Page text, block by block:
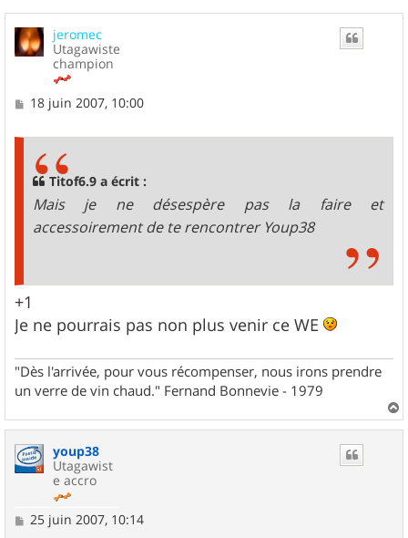
jeromec
Utagawiste
champion
M18 juin 2007, 10:00
Titof6.9 a écrit :
Mais je ne désespère pas la faire et
accessoirement de te rencontrer Youp38
+1
Je ne pourrais pas non plus venir ce WE
"Dès l'arrivée, pour vous récompenser, nous irons prendre
un verre de vin chaud." Fernand Bonnevie - 1979
a
youp38
Utagawist
e accro
M
25 juin 2007, 10:14